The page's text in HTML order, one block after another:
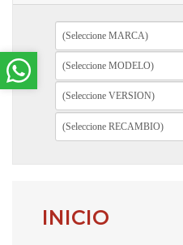
(Seleccione MARCA)
(Seleccione MODELO)
(Seleccione VERSION)
(Seleccione RECAMBIO)
INICIO